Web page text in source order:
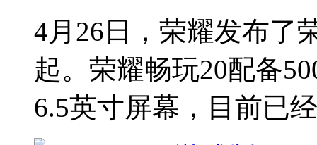
4月26日，荣耀发布了
起。荣耀畅玩20配备
6.5英寸屏幕，目前已